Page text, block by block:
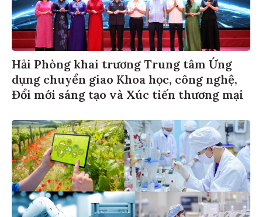
Hải Phòng khai trương Trung tâm Ứng
dụng chuyển giao Khoa học, công nghệ,
Đổi mới sáng tạo và Xúc tiến thương mại